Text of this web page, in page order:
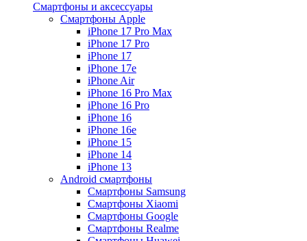
Смартфоны и аксессуары
Смартфоны Apple
iPhone 17 Pro Max
iPhone 17 Pro
iPhone 17
iPhone 17e
iPhone Air
iPhone 16 Pro Max
iPhone 16 Pro
iPhone 16
iPhone 16e
iPhone 15
iPhone 14
iPhone 13
Android cмартфоны
Смартфоны Samsung
Смартфоны Xiaomi
Смартфоны Google
Смартфоны Realme